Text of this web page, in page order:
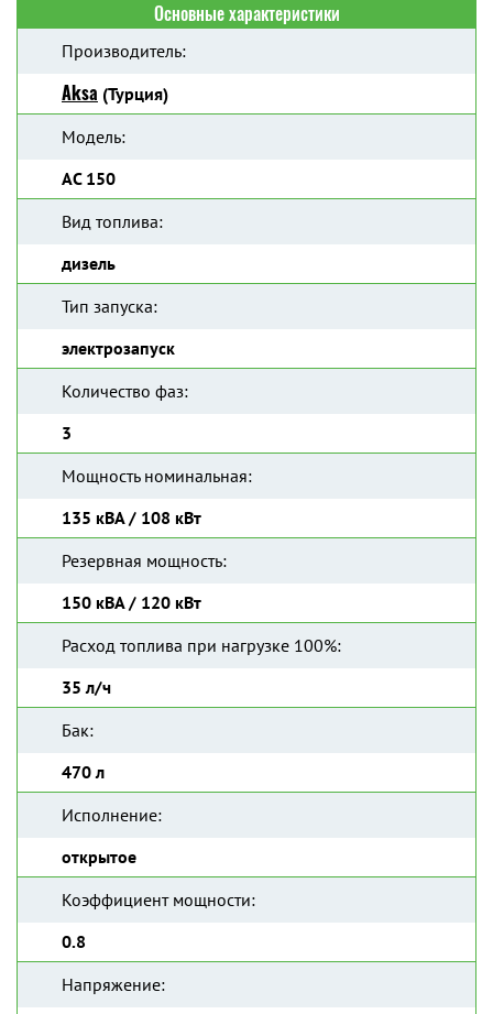
Основные характеристики
Производитель:
Aksa (Турция)
Модель:
AC 150
Вид топлива:
дизель
Тип запуска:
электрозапуск
Количество фаз:
3
Мощность номинальная:
135 кВА / 108 кВт
Резервная мощность:
150 кВА / 120 кВт
Расход топлива при нагрузке 100%:
35 л/ч
Бак:
470 л
Исполнение:
открытое
Коэффициент мощности:
0.8
Напряжение: